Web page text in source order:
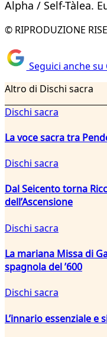
Alpha / Self-Tàlea.
© RIPRODUZIONE
Seguici anche
Altro di Dischi sacra
Dischi sacra
La voce sacra tra
Dischi sacra
Dal Seicento torna
dell’Ascensione
Dischi sacra
La mariana Missa di
spagnola del ’600
Dischi sacra
L’innario essenziale e